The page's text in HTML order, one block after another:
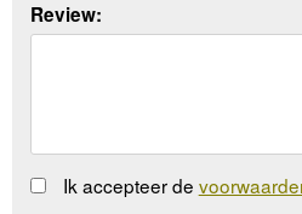
Review:
Ik accepteer de